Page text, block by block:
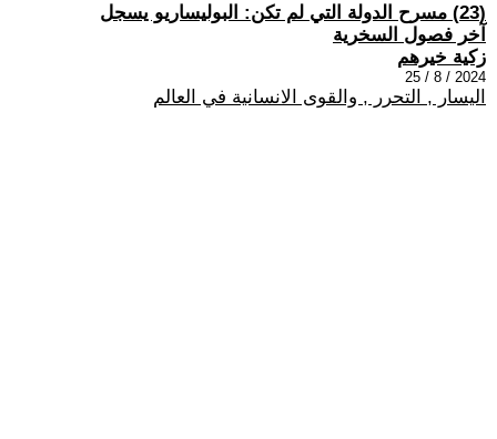
(23) مسرح الدولة التي لم تكن: البوليساريو يسجل
آخر فصول السخرية
زكية خيرهم
2024 / 8 / 25
اليسار , التحرر , والقوى الانسانية في العالم